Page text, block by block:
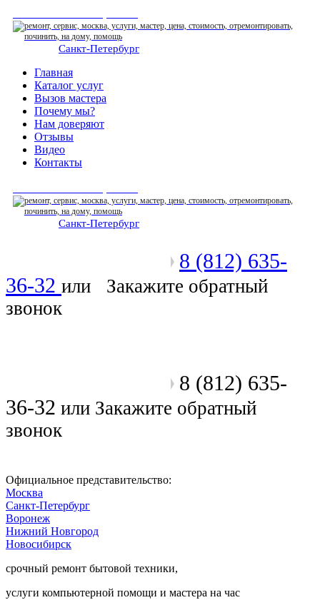
Санкт-Петербург
Главная
Каталог услуг
Вызов мастера
Почему мы?
Нам доверяют
Отзывы
Видео
Контакты
Санкт-Петербург
8 (812) 635-
36-32 или
Закажите обратный
звонок
8 (812) 635-
36-32 или Закажите обратный
звонок
Официальное представительство:
Москва
Санкт-Петербург
Воронеж
Нижний Новгород
Новосибирск
срочный ремонт бытовой техники,
услуги компьютерной помощи и мастера на час